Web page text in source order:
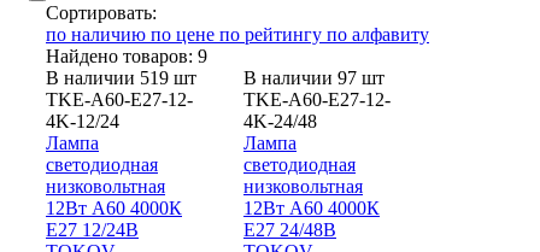
Сортировать:
по наличию по цене по рейтингу по алфавиту
Найдено товаров: 9
В наличии 519 шт
TKE-A60-E27-12-
4K-12/24
Лампа
светодиодная
низковольтная
12Вт А60 4000К
Е27 12/24В
В наличии 97 шт
TKE-A60-E27-12-
4K-24/48
Лампа
светодиодная
низковольтная
12Вт А60 4000К
Е27 24/48В